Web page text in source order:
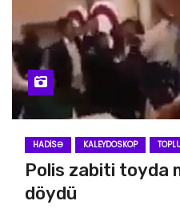
HADISƏ KALEYDOSKOP
Polis zabiti toyda
döydü